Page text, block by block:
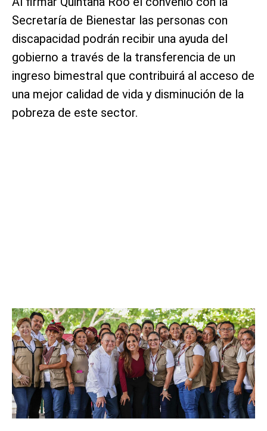
Secretaría de Bienestar las personas con
discapacidad podrán recibir una ayuda del
gobierno a través de la transferencia de un
ingreso bimestral que contribuirá al acceso de
una mejor calidad de vida y disminución de la
pobreza de este sector.